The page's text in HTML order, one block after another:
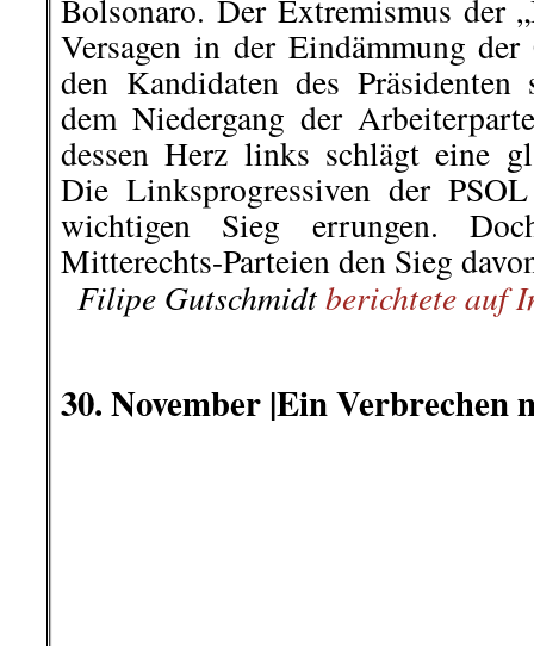
hier geht es weiter »
└ Schlagwörter:AmericanRebel,
Arbeiterklasse,Ausland, Berlin-
Straße umbenannt – und das ist gut so! ,
Migration,III. Weg,Info-Welt,
Vorkommnisse,KPD/ML,Kultur, Literatur
Politik und Gesellschaft,Polizeiwilkür,
Soziales,Stuttgart 21,Wochenrückblick